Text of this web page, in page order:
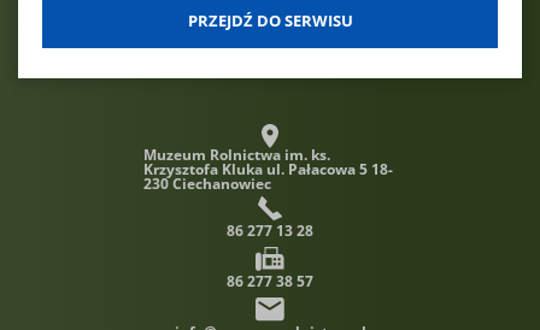
Muzeum Rolnictwa im. ks.
Krzysztofa Kluka ul. Pałacowa 5 18-
230 Ciechanowiec
86 277 13 28
86 277 38 57
cookies.
PRZEJDŹ DO SERWISU